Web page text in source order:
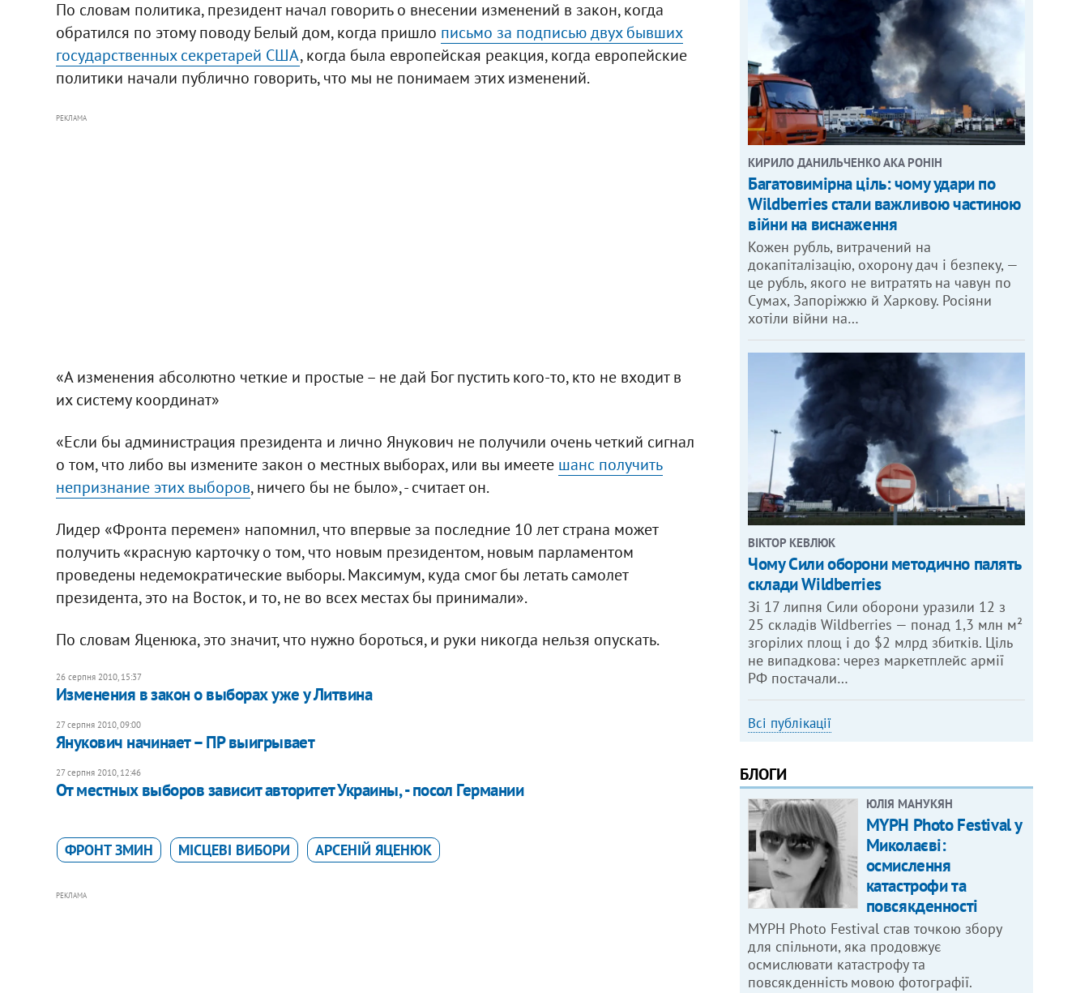
По словам политика, президент начал говорить о внесении изменений в закон, когда
обратился по этому поводу Белый дом, когда пришло письмо за подписью двух бывших
государственных секретарей США, когда была европейская реакция, когда европейские
политики начали публично говорить, что мы не понимаем этих изменений.
РЕКЛАМА
«А изменения абсолютно четкие и простые – не дай Бог пустить кого-то, кто не входит в
их систему координат»
«Если бы администрация президента и лично Янукович не получили очень четкий сигнал
о том, что либо вы измените закон о местных выборах, или вы имеете шанс получить
непризнание этих выборов, ничего бы не было», - считает он.
Лидер «Фронта перемен» напомнил, что впервые за последние 10 лет страна может
получить «красную карточку о том, что новым президентом, новым парламентом
проведены недемократические выборы. Максимум, куда смог бы летать самолет
президента, это на Восток, и то, не во всех местах бы принимали».
По словам Яценюка, это значит, что нужно бороться, и руки никогда нельзя опускать.
26 серпня 2010, 15:37
Изменения в закон о выборах уже у Литвина
27 серпня 2010, 09:00
​Янукович начинает – ПР выигрывает
27 серпня 2010, 12:46
От местных выборов зависит авторитет Украины, - посол Германии
ФРОНТ ЗМИН МІСЦЕВІ ВИБОРИ АРСЕНІЙ ЯЦЕНЮК
РЕКЛАМА
КИРИЛО ДАНИЛЬЧЕНКО АКА РОНІН
Багатовимірна ціль: чому удари по
Wildberries стали важливою частиною
війни на виснаження
Кожен рубль, витрачений на
докапіталізацію, охорону дач і безпеку, —
це рубль, якого не витратять на чавун по
Сумах, Запоріжжю й Харкову. Росіяни
хотіли війни на…
ВІКТОР КЕВЛЮК
Чому Сили оборони методично палять
склади Wildberries
Зі 17 липня Сили оборони уразили 12 з
25 складів Wildberries — понад 1,3 млн м²
згорілих площ і до $2 млрд збитків. Ціль
не випадкова: через маркетплейс армії
РФ постачали…
Всі публікації
БЛОГИ
ЮЛІЯ МАНУКЯН
MYPH Photo Festival у
Миколаєві:
осмислення
катастрофи та
повсякденності
MYPH Photo Festival став точкою збору
для спільноти, яка продовжує
осмислювати катастрофу та
повсякденність мовою фотографії.